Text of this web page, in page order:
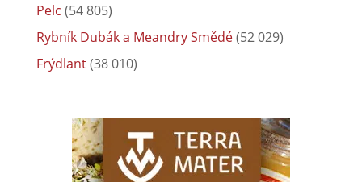
Pelc (54 805)
Rybník Dubák a Meandry Smědé(52 029)
Frýdlant(38 010)